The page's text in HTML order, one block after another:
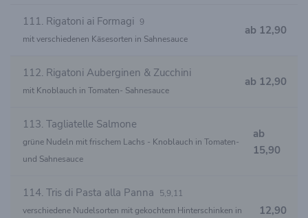
111. Rigatoni ai Formagi 9
mit verschiedenen Käsesorten in Sahnesauce
ab 12,90
112. Rigatoni Auberginen & Zucchini
mit Knoblauch in Tomaten- Sahnesauce
ab 12,90
113. Tagliatelle Salmone
grüne Nudeln mit frischem Lachs - Knoblauch in Tomaten-
und Sahnesauce
ab
15,90
114. Tris di Pasta alla Panna
5,9,11
verschiedene Nudelsorten mit gekochtem Hinterschinken in
12,90